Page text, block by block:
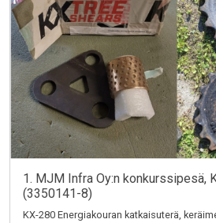
1. MJM Infra Oy:n konkurssipesä,
(3350141-8)
KX-280 Energiakouran katkaisuterä,